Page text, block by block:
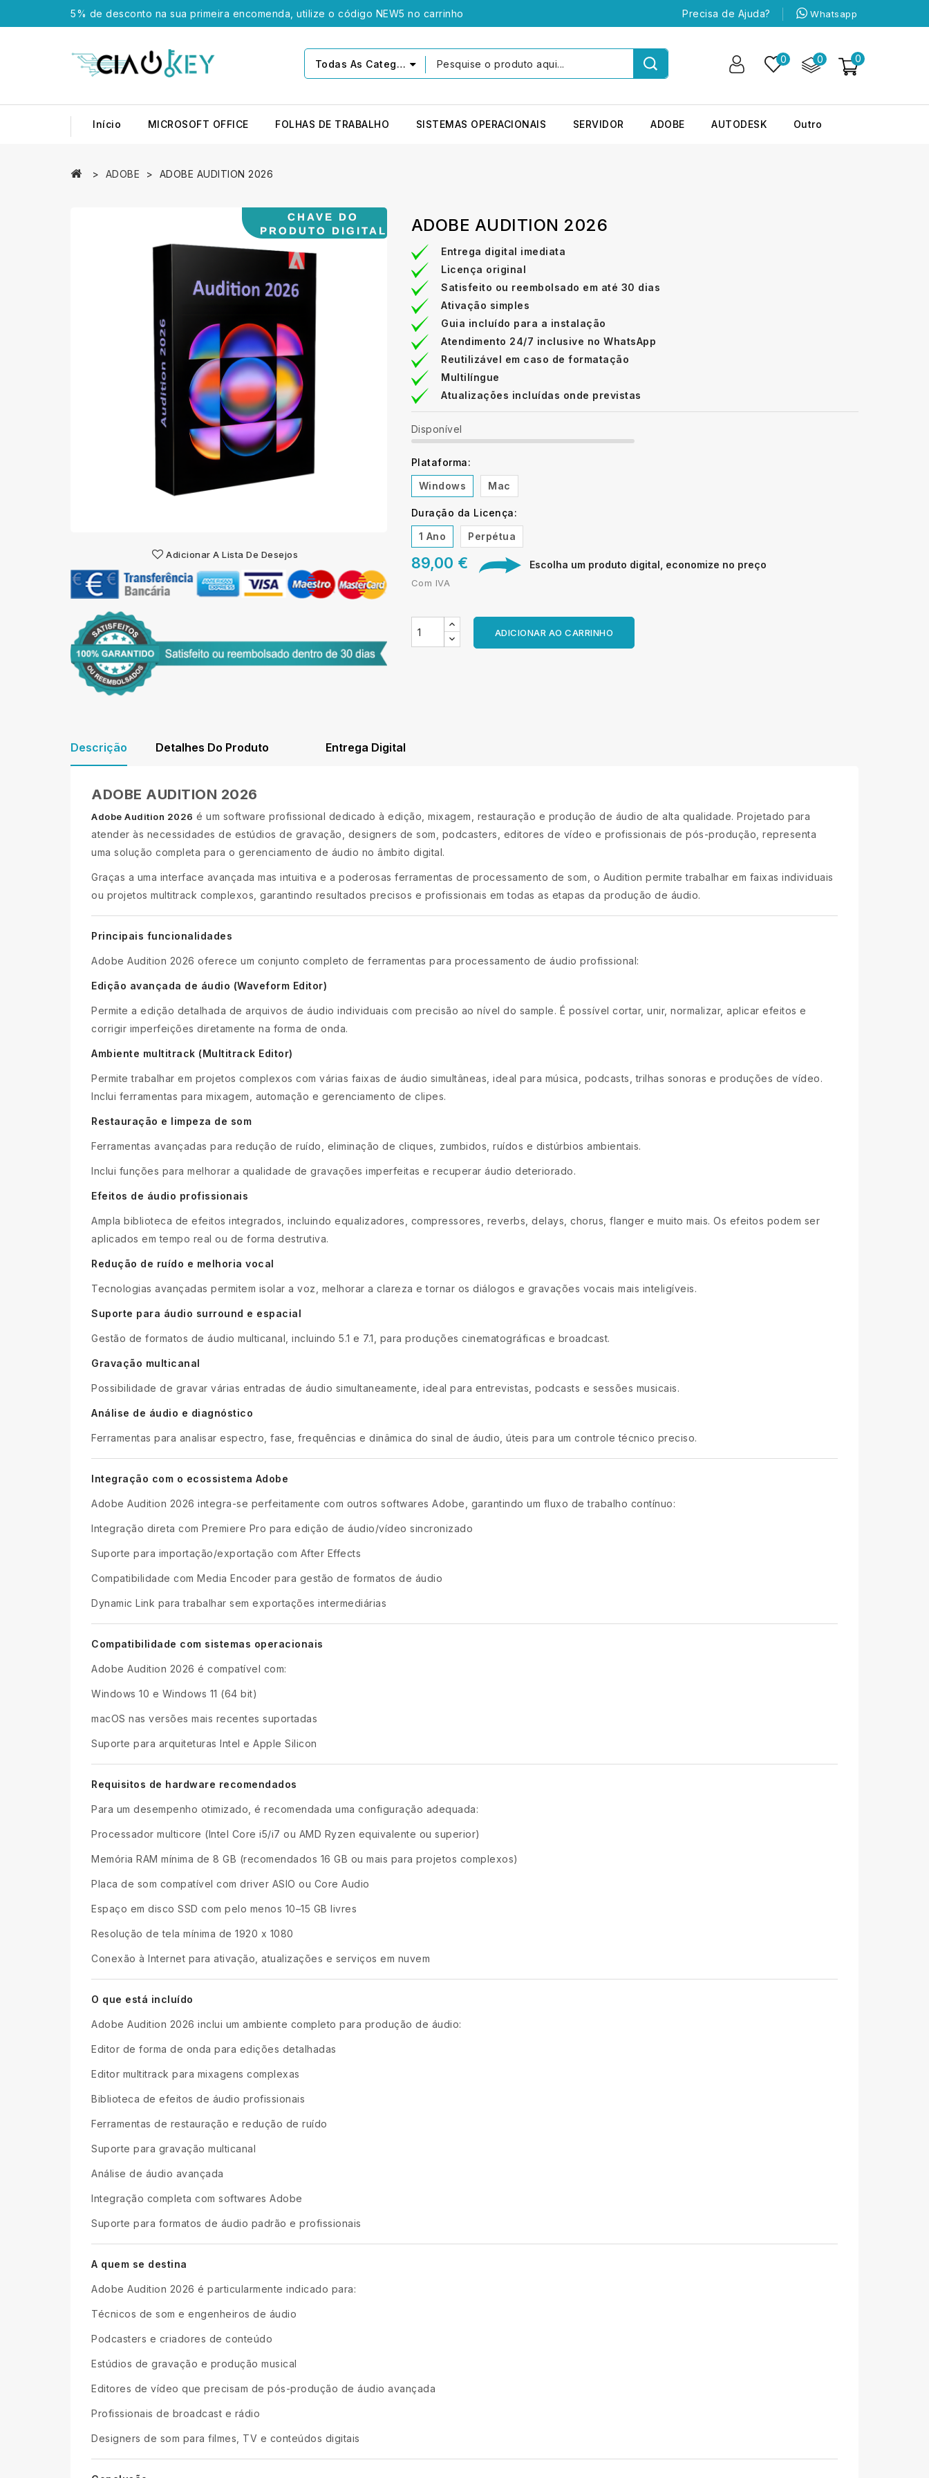
5% de desconto na sua primeira encomenda, utilize o código NEW5 no carrinho Whatsapp
Precisa de Ajuda?
0
0
0
Todas As Categorias
Início MICROSOFT OFFICE FOLHAS DE TRABALHO SISTEMAS OPERACIONAIS SERVIDOR ADOBE AUTODESK Outro
ADOBE ADOBE AUDITION 2026
Adicionar A Lista De Desejos
ADOBE AUDITION 2026
Entrega digital imediata
Licença original
Satisfeito ou reembolsado em até 30 dias
Ativação simples
Guia incluído para a instalação
Atendimento 24/7 inclusive no WhatsApp
Reutilizável em caso de formatação
Multilíngue
Atualizações incluídas onde previstas
Disponível
Plataforma:
Windows
Mac
Duração da Licença:
1 Ano
Perpétua
89,00 € Escolha um produto digital, economize no preço
Com IVA
ADICIONAR AO CARRINHO
Descrição Detalhes Do Produto Entrega Digital
ADOBE AUDITION 2026
Adobe Audition 2026 é um software profissional dedicado à edição, mixagem, restauração e produção de áudio de alta qualidade. Projetado para
atender às necessidades de estúdios de gravação, designers de som, podcasters, editores de vídeo e profissionais de pós-produção, representa
uma solução completa para o gerenciamento de áudio no âmbito digital.
Graças a uma interface avançada mas intuitiva e a poderosas ferramentas de processamento de som, o Audition permite trabalhar em faixas individuais
ou projetos multitrack complexos, garantindo resultados precisos e profissionais em todas as etapas da produção de áudio.
Principais funcionalidades
Adobe Audition 2026 oferece um conjunto completo de ferramentas para processamento de áudio profissional:
Edição avançada de áudio (Waveform Editor)
Permite a edição detalhada de arquivos de áudio individuais com precisão ao nível do sample. É possível cortar, unir, normalizar, aplicar efeitos e
corrigir imperfeições diretamente na forma de onda.
Ambiente multitrack (Multitrack Editor)
Permite trabalhar em projetos complexos com várias faixas de áudio simultâneas, ideal para música, podcasts, trilhas sonoras e produções de vídeo.
Inclui ferramentas para mixagem, automação e gerenciamento de clipes.
Restauração e limpeza de som
Ferramentas avançadas para redução de ruído, eliminação de cliques, zumbidos, ruídos e distúrbios ambientais.
Inclui funções para melhorar a qualidade de gravações imperfeitas e recuperar áudio deteriorado.
Efeitos de áudio profissionais
Ampla biblioteca de efeitos integrados, incluindo equalizadores, compressores, reverbs, delays, chorus, flanger e muito mais. Os efeitos podem ser
aplicados em tempo real ou de forma destrutiva.
Redução de ruído e melhoria vocal
Tecnologias avançadas permitem isolar a voz, melhorar a clareza e tornar os diálogos e gravações vocais mais inteligíveis.
Suporte para áudio surround e espacial
Gestão de formatos de áudio multicanal, incluindo 5.1 e 7.1, para produções cinematográficas e broadcast.
Gravação multicanal
Possibilidade de gravar várias entradas de áudio simultaneamente, ideal para entrevistas, podcasts e sessões musicais.
Análise de áudio e diagnóstico
Ferramentas para analisar espectro, fase, frequências e dinâmica do sinal de áudio, úteis para um controle técnico preciso.
Integração com o ecossistema Adobe
Adobe Audition 2026 integra-se perfeitamente com outros softwares Adobe, garantindo um fluxo de trabalho contínuo:
Integração direta com Premiere Pro para edição de áudio/vídeo sincronizado
Suporte para importação/exportação com After Effects
Compatibilidade com Media Encoder para gestão de formatos de áudio
Dynamic Link para trabalhar sem exportações intermediárias
Compatibilidade com sistemas operacionais
Adobe Audition 2026 é compatível com:
Windows 10 e Windows 11 (64 bit)
macOS nas versões mais recentes suportadas
Suporte para arquiteturas Intel e Apple Silicon
Requisitos de hardware recomendados
Para um desempenho otimizado, é recomendada uma configuração adequada:
Processador multicore (Intel Core i5/i7 ou AMD Ryzen equivalente ou superior)
Memória RAM mínima de 8 GB (recomendados 16 GB ou mais para projetos complexos)
Placa de som compatível com driver ASIO ou Core Audio
Espaço em disco SSD com pelo menos 10–15 GB livres
Resolução de tela mínima de 1920 x 1080
Conexão à Internet para ativação, atualizações e serviços em nuvem
O que está incluído
Adobe Audition 2026 inclui um ambiente completo para produção de áudio:
Editor de forma de onda para edições detalhadas
Editor multitrack para mixagens complexas
Biblioteca de efeitos de áudio profissionais
Ferramentas de restauração e redução de ruído
Suporte para gravação multicanal
Análise de áudio avançada
Integração completa com softwares Adobe
Suporte para formatos de áudio padrão e profissionais
A quem se destina
Adobe Audition 2026 é particularmente indicado para:
Técnicos de som e engenheiros de áudio
Podcasters e criadores de conteúdo
Estúdios de gravação e produção musical
Editores de vídeo que precisam de pós-produção de áudio avançada
Profissionais de broadcast e rádio
Designers de som para filmes, TV e conteúdos digitais